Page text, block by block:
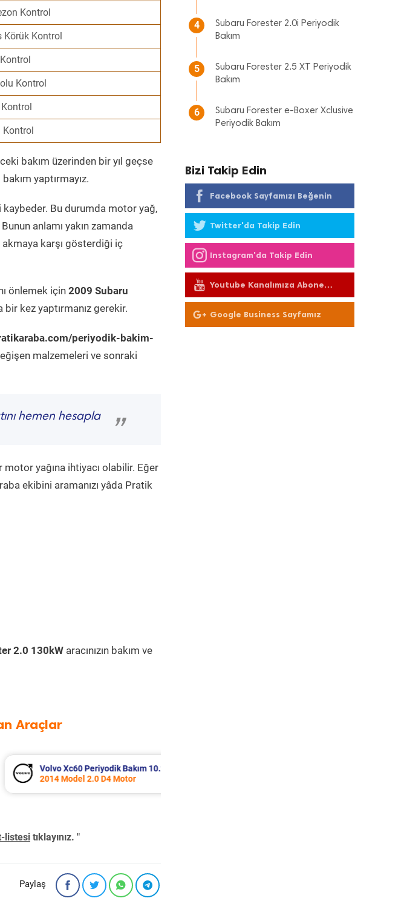
Kontrol
Körük Kontrol
Kontrol
Kontrol
bakım üzerinden bir yıl geçse
yaptırmayız.
kaybeder. Bu durumda motor yağ,
anlamı yakın zamanda
karşı gösterdiği iç
önlemek için 2009 Subaru
bir kez yaptırmanız gerekir.
periyodik-bakim-
malzemeleri ve sonraki
hemen hesapla
”
motor yağına ihtiyacı olabilir. Eğer
ekibini aramanızı yâda Pratik
2.0 130kW aracınızın bakım ve
Araçlar
Seat Leon Periyodik Bakım 7.135 TL
2013 Model 1.2 Tsi Motor
listesi tıklayınız. "
Paylaş
4
Subaru Forester 2.0i Periyodik
Bakım
5
Subaru Forester 2.5 XT Periyodik
Bakım
6
Subaru Forester e-Boxer Xclusive
Periyodik Bakım
Bizi Takip Edin
Facebook Sayfamızı Beğenin
Twitter'da Takip Edin
Instagram'da Takip Edin
Youtube Kanalımıza Abone
Olun
Google Business Sayfamız